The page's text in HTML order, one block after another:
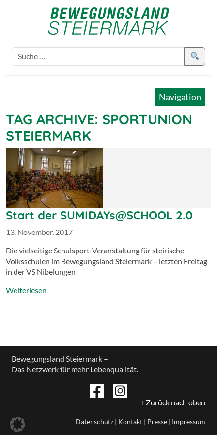
Navigation
TAG ARCHIVE: SPORTUNION
STEIERMARK
Start der SUMIDAYs@SCHOOL 2.0
13. November, 2017
Die vielseitige Schulsport-Veranstaltung für steirische
Volksschulen im Bewegungsland Steiermark – letzten Freitag
in der VS Nibelungen!
Weiterlesen
Bewegungsland Steiermark –
Das Netzwerk für mehr Lebenqualität.
↑ Zurück nach oben
Datenschutz | Kontakt | Presse | Impressum